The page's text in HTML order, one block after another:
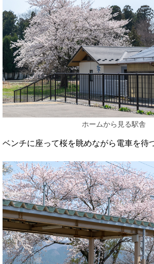
ホームから見る駅舎
ベンチに座って桜を眺めながら電車を待